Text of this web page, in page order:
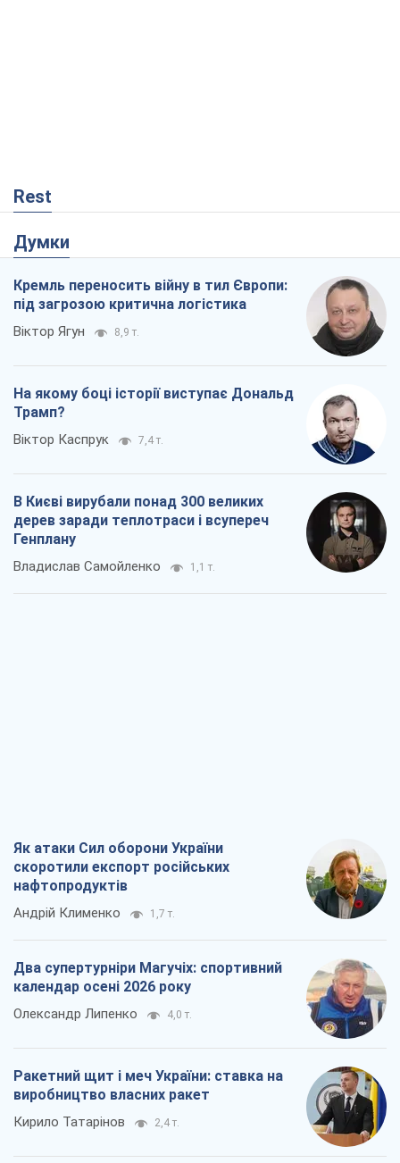
Rest
Думки
Кремль переносить війну в тил Європи:
під загрозою критична логістика
Віктор Ягун 8,9 т.
На якому боці історії виступає Дональд
Трамп?
Віктор Каспрук 7,4 т.
В Києві вирубали понад 300 великих
дерев заради теплотраси і всупереч
Генплану
Владислав Самойленко 1,1 т.
Як атаки Сил оборони України
скоротили експорт російських
нафтопродуктів
Андрій Клименко 1,7 т.
Два супертурніри Магучіх: спортивний
календар осені 2026 року
Олександр Липенко 4,0 т.
Ракетний щит і меч України: ставка на
виробництво власних ракет
Кирило Татарінов 2,4 т.